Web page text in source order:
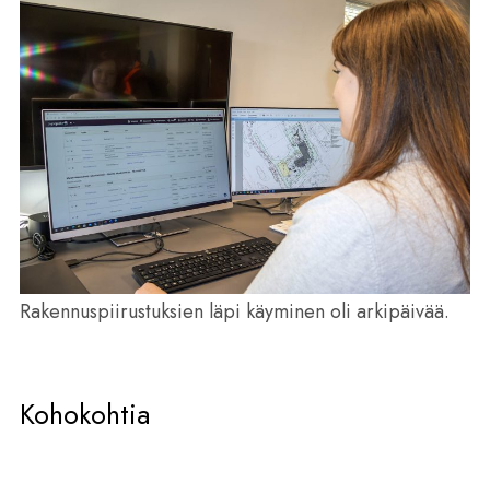
Rakennuspiirustuksien läpi käyminen oli arkipäivää.
Kohokohtia